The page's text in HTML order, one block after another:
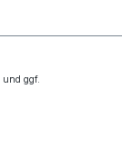
und ggf.